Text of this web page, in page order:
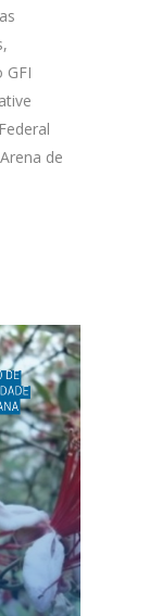
GFI
de